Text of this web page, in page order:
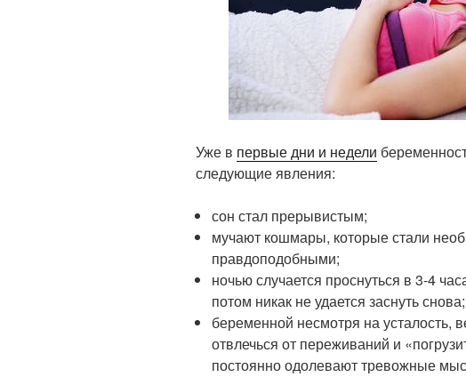
Уже в первые дни и недели
следующие явления:
сон стал прерывистым;
мучают кошмары, которые стали
правдоподобными;
ночью случается проснуться в 3-4
потом никак не удается заснуть снова;
беременной несмотря на усталость,
отвлечься от переживаний и
постоянно одолевают тревожные